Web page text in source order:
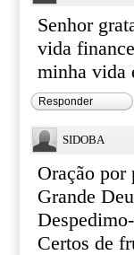
Senhor
vida
minha vida
Responder
SIDOBA
Oração por
Grande
Certos de